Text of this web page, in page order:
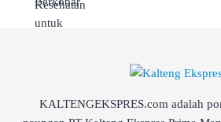
KALTENGEKSPRES.com adalah